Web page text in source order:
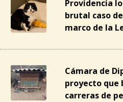
Providencia
brutal caso
marco de la
Cámara de
proyecto que
carreras de